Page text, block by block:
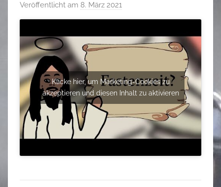
Veröffentlicht am 8. März 2021
o
M
r
k
u
Klicke hier, um Marketing-Cookies zu
akzeptieren und diesen Inhalt zu aktivieren